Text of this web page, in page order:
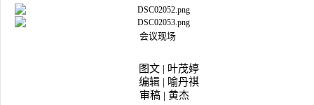
会议现场
图文 | 叶茂婷
编辑 | 喻丹祺
审稿 | 黄杰